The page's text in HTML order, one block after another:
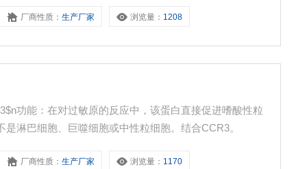
厂商性质：生产厂家 浏览量： 1208
功能：在对过敏原的反应中，该蛋白直接促进嗜酸性粒
淋巴细胞、巨噬细胞或中性粒细胞。结合CCR3。
厂商性质：生产厂家 浏览量： 1170